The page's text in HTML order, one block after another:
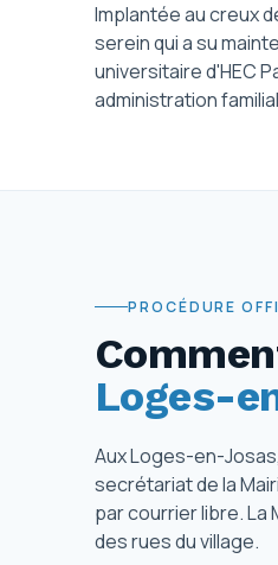
Implantée au creux
serein qui a su
universitaire d'HEC
administration
PROCÉDURE
Loges-
Aux Loges-en-
secrétariat de la
par courrier libre. La
des rues du village.